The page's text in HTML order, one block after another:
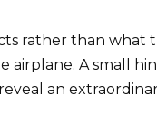
rather than what
A small
an